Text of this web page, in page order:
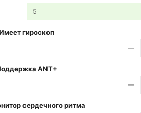
5
гироскоп
—
ANT+
—
сердечного ритма